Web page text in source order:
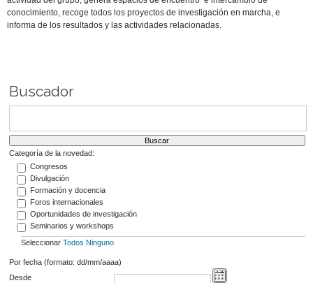
conocimiento, recoge todos los proyectos de investigación en marcha, e
informa de los resultados y las actividades relacionadas.
Buscador
Categoría de la novedad:
Congresos
Divulgación
Formación y docencia
Foros internacionales
Oportunidades de investigación
Seminarios y workshops
Seleccionar Todos Ninguno
Por fecha (formato: dd/mm/aaaa)
Desde